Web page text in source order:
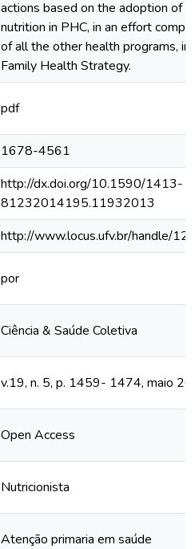
actions based on the adoption of
nutrition in PHC, in an effort
of all the other health programs, in
Family Health Strategy.
pdf
1678-4561
http://dx.doi.org/10.1590/1413-
81232014195.11932013
http://www.locus.ufv.br/handle/
por
Ciência & Saúde Coletiva
v.19, n. 5, p. 1459- 1474, maio
Open Access
Nutricionista
Atenção primaria em saúde